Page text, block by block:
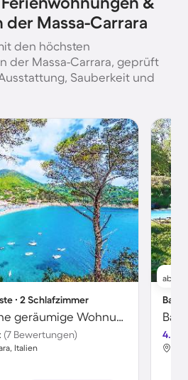
der Massa-Carrara
den höchsten
der Massa-Carrara, geprüft
Sauberkeit und
∙ 2 Schlafzimmer
Familienfreundliche geräumige Wohnung mit Garten | Haustiere sind willkommen
(7 Bewertungen)
Italien
ab
4.8